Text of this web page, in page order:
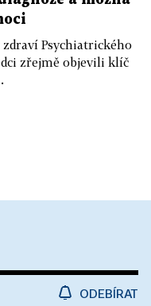
Psychiatrického
zřejmě objevili klíč
ODEBÍRAT